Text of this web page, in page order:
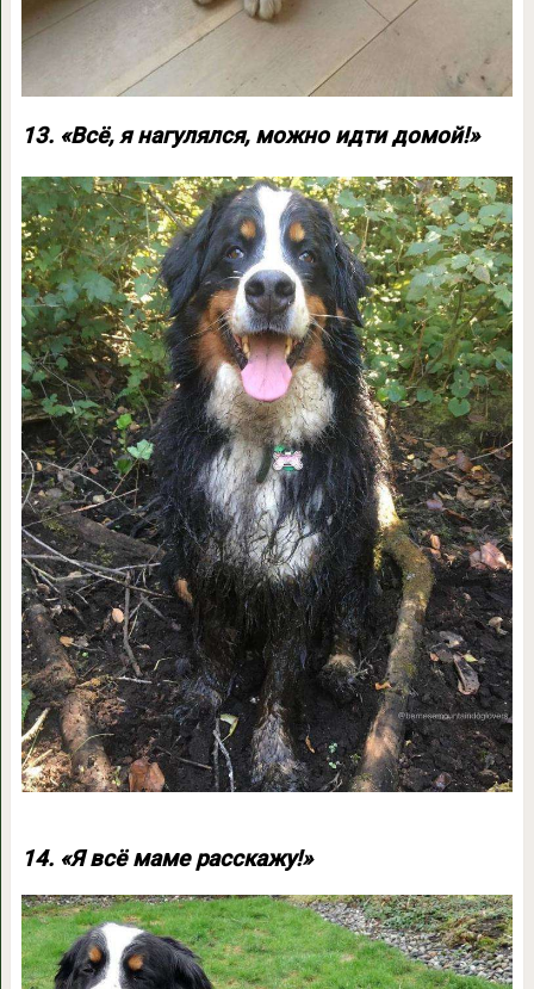
13. «Всё, я нагулялся, можно идти домой!»
14. «Я всё маме расскажу!»